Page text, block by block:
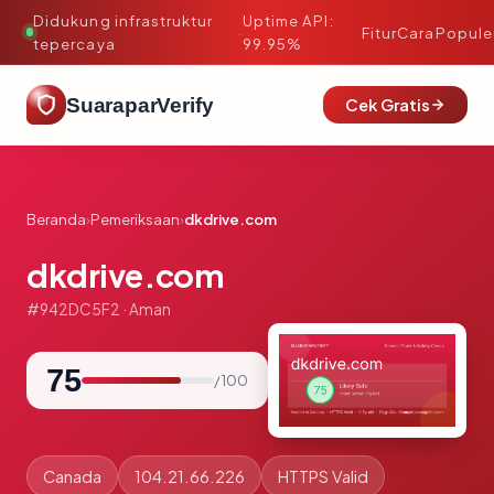
Didukung infrastruktur
tepercaya
·
Uptime API:
99.95%
FiturCara
SuaraparVerify Cek Gratis
Beranda›Pemeriksaan›dkdrive.com
dkdrive.com
#942DC5F2 · Aman
75 / 100
Canada 104.21.66.226 HTTPS Valid